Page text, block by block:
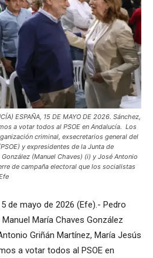
ESPAÑA, 15 DE MAYO DE 2026. Sánchez,
a votar todos al PSOE en Andalucía. Los
criminal, exsecretarios general del
y expresidentes de la Junta de
(Manuel Chaves) (i) y José Antonio
de campaña electoral que los socialistas
de mayo de 2026 (Efe).- Pedro
María Chaves González
Griñán Martínez, María Jesús
a votar todos al PSOE en